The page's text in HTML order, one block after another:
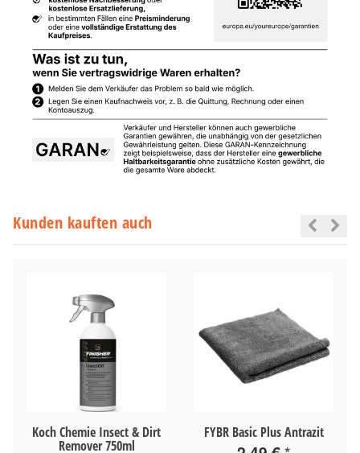
Kunden kauften auch
Koch Chemie Insect & Dirt
Remover 750ml
FYBR Basic Plus Antrazit